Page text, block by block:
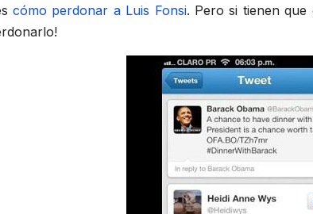
cómo perdonar a Luis Fonsi. Pero si tienen